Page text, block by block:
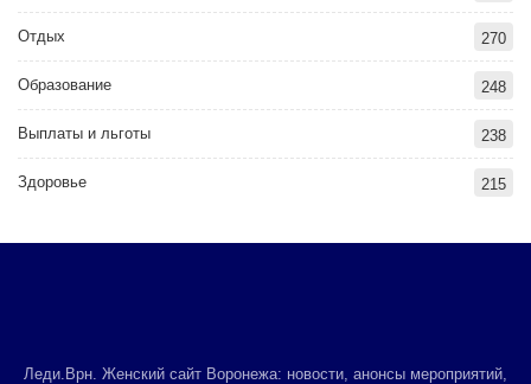
Отдых 270
Образование 248
Выплаты и льготы 238
Здоровье 215
Леди.Врн. Женский сайт Воронежа: новости, анонсы мероприятий,